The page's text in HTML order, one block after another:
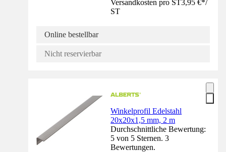
Versandkosten pro ST3,95 €*/
ST
Online bestellbar
Nicht reservierbar
Winkelprofil Edelstahl
20x20x1,5 mm, 2 m
Durchschnittliche Bewertung:
5 von 5 Sternen. 3
Bewertungen.